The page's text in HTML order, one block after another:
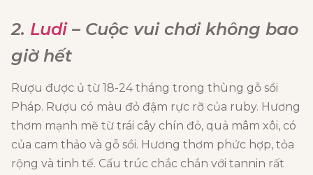
2. Ludi– Cuộc vui chơi không bao
giờ hết
Rượu được ủ từ 18-24 tháng trong thùng gỗ sồi
Pháp. Rượu có màu đỏ đậm rực rỡ của ruby. Hương
thơm mạnh mẽ từ trái cây chín đỏ, quả mâm xôi, có
của cam thảo và gỗ sồi. Hương thơm phức hợp, tỏa
rộng và tinh tế. Cấu trúc chắc chắn với tannin rất